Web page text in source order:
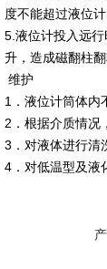
度不能超过液位
5. 液位计投入远
升，造成磁翻柱
维护
1 ．液位计筒体
2 ．根据介质情
3 ．对液体进行
4．对低温型及液